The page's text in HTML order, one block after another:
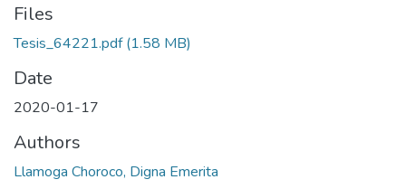
Files
Tesis_64221.pdf(1.58 MB)
Date
2020-01-17
Authors
Llamoga Choroco, Digna Emerita